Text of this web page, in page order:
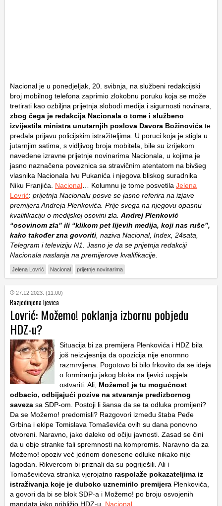
Nacional je u ponedjeljak, 20. svibnja, na službeni redakcijski
broj mobilnog telefona zaprimio zlokobnu poruku koja se može
tretirati kao ozbiljna prijetnja slobodi medija i sigurnosti novinara,
zbog čega je redakcija Nacionala o tome i službeno
izvijestila ministra unutarnjih poslova Davora Božinovića te
predala prijavu policijskim istražiteljima. U poruci koja je stigla u
jutarnjim satima, s vidljivog broja mobitela, bile su izrijekom
navedene izravne prijetnje novinarima Nacionala, u kojima je
jasno naznačena poveznica sa stravičnim atentatom na bivšeg
vlasnika Nacionala Ivu Pukanića i njegova bliskog suradnika
Niku Franjića. Nacional … Kolumnu je tome posvetila Jelena
Lovrić: prijetnja Nacionalu posve se jasno referira na izjave
premijera Andreja Plenkovića. Prije svega na njegovu opasnu
kvalifikaciju o medijskoj osovini zla. Andrej Plenković
“osovinom zla” ili “klikom pet lijevih medija, koji nas ruše”,
kako također zna govoriti , naziva Nacional, Index, 24sata,
Telegram i televiziju N1. Jasno je da se prijetnja redakciji
Nacionala naslanja na premijerove kvalifikacije.
Jelena Lovrić Nacional prijetnje novinarima
27.12.2023. (11:00)
Razjedinjena ljevica
Lovrić: Možemo! poklanja izbornu pobjedu
HDZ-u?
Situacija bi za premijera Plenkovića i HDZ bila
još neizvjesnija da opozicija nije enormno
razmrvljena. Pogotovo bi bilo frkovito da se ideja
o formiranju jakog bloka na ljevici uspjela
ostvariti. Ali, Možemo! je tu mogućnost
odbacio, odbijajući pozive na stvaranje predizbornog
saveza sa SDP-om. Postoji li šansa da se ta odluka promijeni?
Da se Možemo! predomisli? Razgovori između štaba Peđe
Grbina i ekipe Tomislava Tomaševića ovih su dana ponovno
otvoreni. Naravno, jako daleko od očiju javnosti. Zasad se čini
da u obje stranke fali spremnosti na kompromis. Naravno da za
Možemo! opoziv već jednom donesene odluke nikako nije
lagodan. Rikvercom bi priznali da su pogriješili. Ali i
Tomaševićeva stranka vjerojatno raspolaže pokazateljima iz
istraživanja koje je duboko uznemirilo premijera Plenkovića,
a govori da bi se blok SDP-a i Možemo! po broju osvojenih
mandata jako približio HDZ-u. Nacional